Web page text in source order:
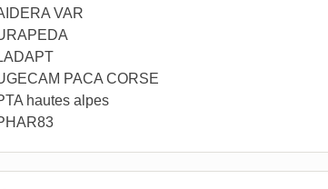
VAR
PACA CORSE
hautes alpes